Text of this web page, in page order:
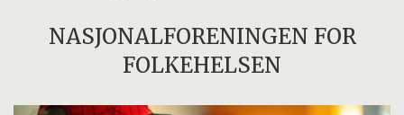
NASJONALFORENINGEN FOR
FOLKEHELSEN